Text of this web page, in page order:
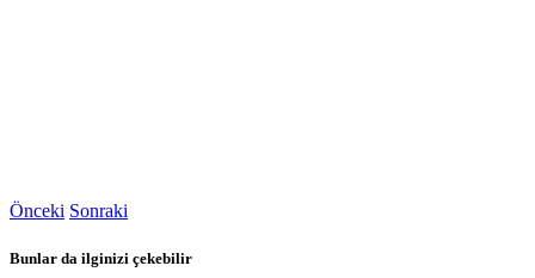
Önceki Sonraki
Bunlar da ilginizi çekebilir